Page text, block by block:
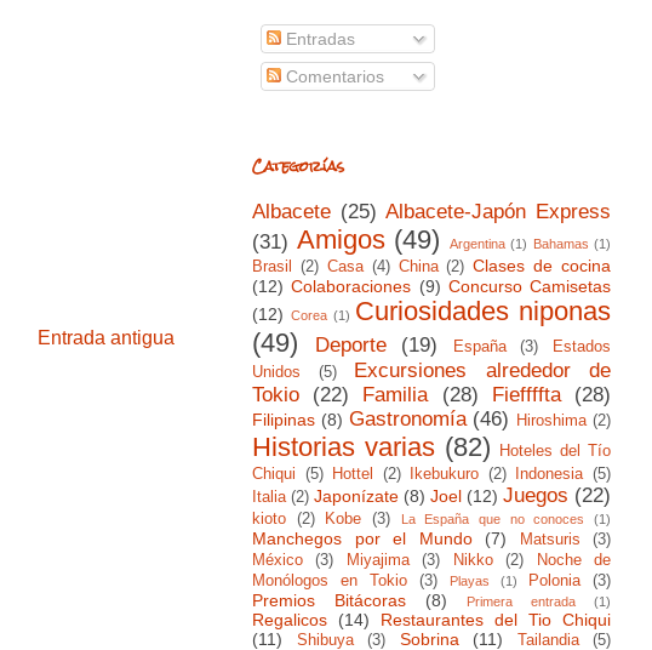
Entrada antigua
Entradas
Comentarios
Categorías
Albacete (25) Albacete-Japón Express
(31) Amigos (49) Argentina (1) Bahamas (1)
Brasil (2) Casa (4) China (2) Clases de cocina
(12) Colaboraciones (9) Concurso Camisetas
(12) Corea (1) Curiosidades niponas
(49)
Deporte (19) España (3)
Estados
Unidos
(5)
Excursiones alrededor de
Tokio
(22) Familia (28) Fieffffta (28)
Filipinas (8) Gastronomía (46) Hiroshima (2)
Historias varias (82)
Hoteles del Tío
Chiqui
(5) Hottel (2) Ikebukuro (2) Indonesia (5)
Italia (2) Japonízate (8) Joel (12) Juegos (22)
kioto (2) Kobe (3) La España que no conoces (1)
Manchegos por el Mundo (7) Matsuris
(3)
México
(3) Miyajima (3) Nikko (2)
Noche de
Monólogos en Tokio
(3) Playas (1) Polonia (3)
Premios Bitácoras (8) Primera entrada (1)
Regalicos (14)
Restaurantes del Tio Chiqui
(11)
Shibuya (3) Sobrina (11) Tailandia (5)